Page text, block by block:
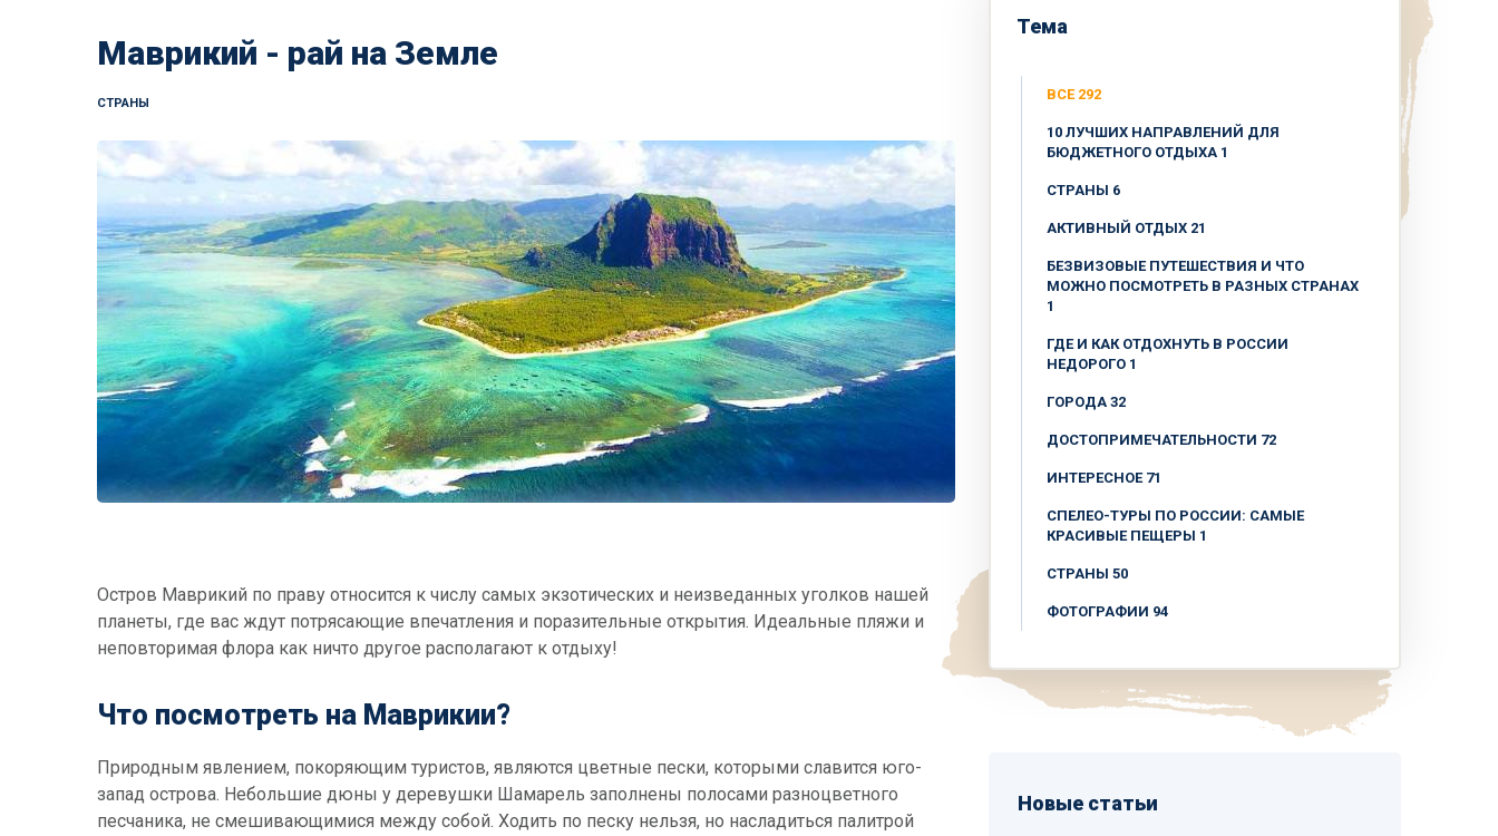
Маврикий - рай на Земле
СТРАНЫ
Остров Маврикий по праву относится к числу самых экзотических и неизведанных уголков нашей
планеты, где вас ждут потрясающие впечатления и поразительные открытия. Идеальные пляжи и
неповторимая флора как ничто другое располагают к отдыху!
Что посмотреть на Маврикии?
Природным явлением, покоряющим туристов, являются цветные пески, которыми славится юго-
запад острова. Небольшие дюны у деревушки Шамарель заполнены полосами разноцветного
песчаника, не смешивающимися между собой. Ходить по песку нельзя, но насладиться палитрой
Тема
ВСЕ 292
10 ЛУЧШИХ НАПРАВЛЕНИЙ ДЛЯ
БЮДЖЕТНОГО ОТДЫХА 1
CТРАНЫ 6
АКТИВНЫЙ ОТДЫХ 21
БЕЗВИЗОВЫЕ ПУТЕШЕСТВИЯ И ЧТО
МОЖНО ПОСМОТРЕТЬ В РАЗНЫХ СТРАНАХ
1
ГДЕ И КАК ОТДОХНУТЬ В РОССИИ
НЕДОРОГО 1
ГОРОДА 32
ДОСТОПРИМЕЧАТЕЛЬНОСТИ 72
ИНТЕРЕСНОЕ 71
СПЕЛЕО-ТУРЫ ПО РОССИИ: САМЫЕ
КРАСИВЫЕ ПЕЩЕРЫ 1
СТРАНЫ 50
ФОТОГРАФИИ 94
Новые статьи